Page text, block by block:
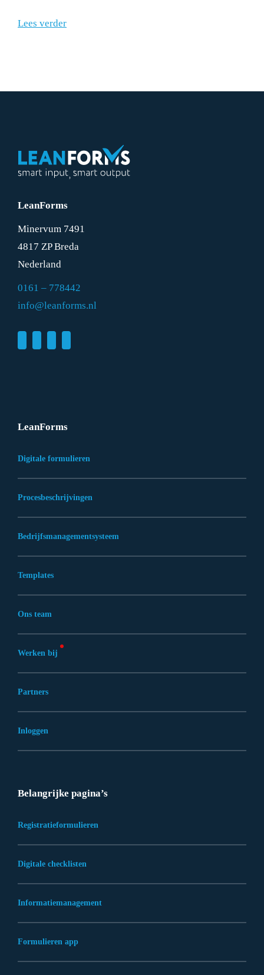
Lees verder
LeanForms
Minervum 7491
4817 ZP Breda
Nederland
0161 – 778442
info@leanforms.nl
LeanForms
Digitale formulieren
Procesbeschrijvingen
Bedrijfsmanagementsysteem
Templates
Ons team
Werken bij
Partners
Inloggen
Belangrijke pagina’s
Registratieformulieren
Digitale checklisten
Informatiemanagement
Formulieren app